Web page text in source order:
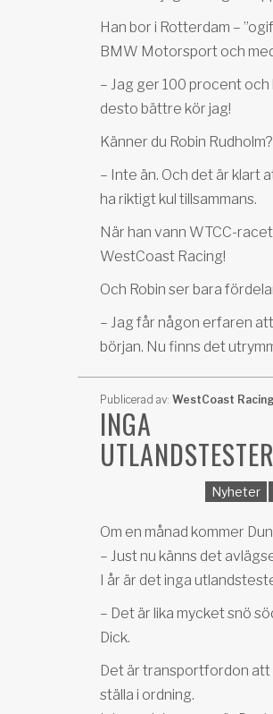
Han bor i Rotterdam –
BMW Motorsport och
– Jag ger 100 procent och
desto bättre kör jag!
Känner du Robin Rudholm?
– Inte än. Och det är klart
ha riktigt kul tillsammans.
När han vann WTCC-
WestCoast Racing!
Och Robin ser bara
– Jag får någon erfaren
början. Nu finns det
Publicerad av: WestCoast Racing
INGA
Nyheter
Om en månad kommer
– Just nu känns det
I år är det inga
– Det är lika mycket snö
Dick.
Det är transportfordon att
ställa i ordning.